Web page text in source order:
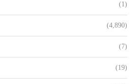
(1)
(4,890)
(7)
(19)